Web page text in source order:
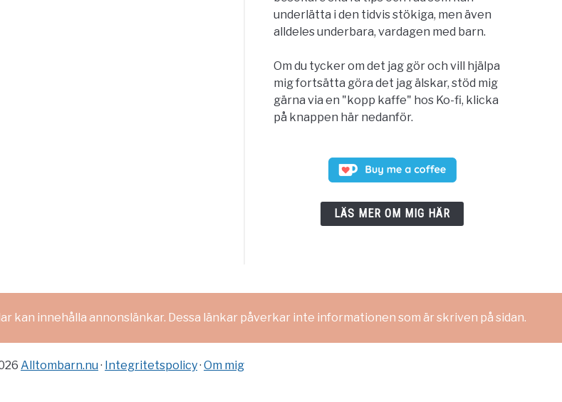
underlätta i den tidvis stökiga, men även
alldeles underbara, vardagen med barn.
Om du tycker om det jag gör och vill hjälpa
mig fortsätta göra det jag älskar, stöd mig
gärna via en "kopp kaffe" hos Ko-fi, klicka
på knappen här nedanför.
LÄS MER OM MIG HÄR
innehålla annonslänkar. Dessa länkar påverkar inte informationen som är skriven på sidan.
Alltombarn.nu · Integritetspolicy· Om mig